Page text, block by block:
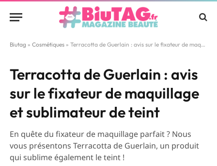
Biutag » Cosmétiques » Terracotta de Guerlain : avis sur le fixateur de maquillage et sublimateur de teint
Terracotta de Guerlain : avis
sur le fixateur de maquillage
et sublimateur de teint
En quête du fixateur de maquillage parfait ? Nous
vous présentons Terracotta de Guerlain, un produit
qui sublime également le teint !